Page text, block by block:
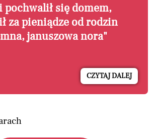
pochwalił się domem,
za pieniądze od rodzin
januszowa nora"
CZYTAJ DALEJ